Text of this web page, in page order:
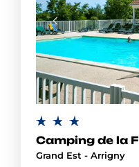
Camping de la
Grand Est - Arrigny